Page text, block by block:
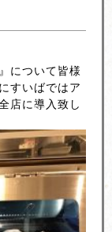
について皆様
すいばではア
店に導入致し